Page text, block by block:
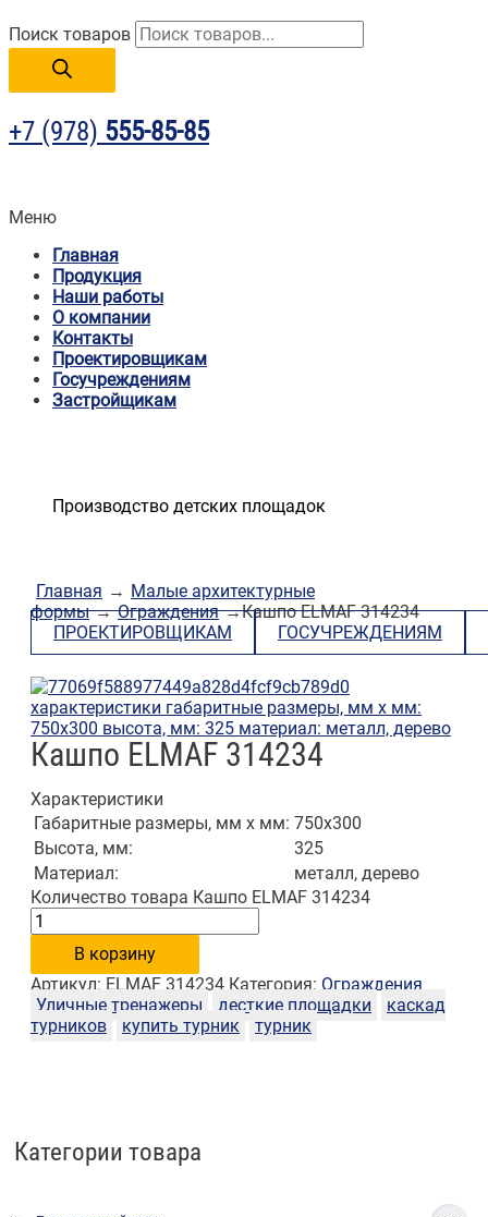
Поиск товаров
+7 (978) 555-85-85
Меню
Главная
Продукция
Наши работы
О компании
Контакты
Проектировщикам
Госучреждениям
Застройщикам
Производство детских площадок
Категории товара
Главная → Малые архитектурные
формы → Ограждения →Кашпо ELMAF 314234
ПРОЕКТИРОВЩИКАМ
ГОСУЧРЕЖДЕНИЯМ
Кашпо ELMAF 314234
Характеристики
Габаритные размеры, мм х мм: 750х300
Высота, мм:
325
Материал:
металл, дерево
Количество товара Кашпо ELMAF 314234
В корзину
Артикул: ELMAF 314234 Категория: Ограждения
Уличные тренажеры
десткие площадки
каскад
турников
купить турник турник